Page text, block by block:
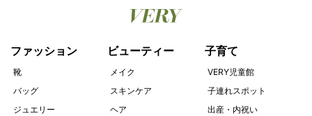
ファッション
靴
バッグ
ジュエリー
ビューティー
メイク
スキンケア
ヘア
子育て
VERY児童館
子連れスポット
出産・内祝い